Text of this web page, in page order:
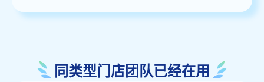
同类型门店团队已经在用